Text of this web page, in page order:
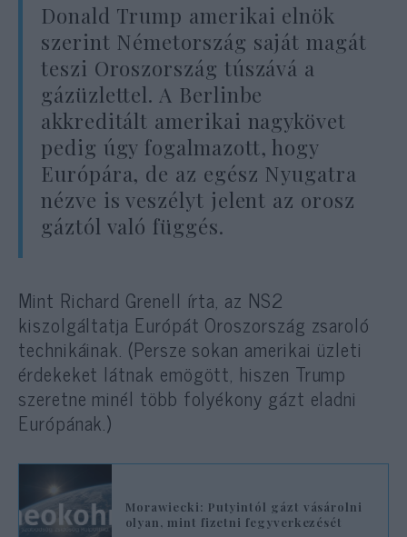
Donald Trump amerikai elnök
szerint Németország saját magát
teszi Oroszország túszává a
gázüzlettel. A Berlinbe
akkreditált amerikai nagykövet
pedig úgy fogalmazott, hogy
Európára, de az egész Nyugatra
nézve is veszélyt jelent az orosz
gáztól való függés.
Mint Richard Grenell írta, az NS2
kiszolgáltatja Európát Oroszország zsaroló
technikáinak. (Persze sokan amerikai üzleti
érdekeket látnak emögött, hiszen Trump
szeretne minél több folyékony gázt eladni
Európának.)
Morawiecki: Putyintól gázt vásárolni
olyan, mint fizetni fegyverkezését